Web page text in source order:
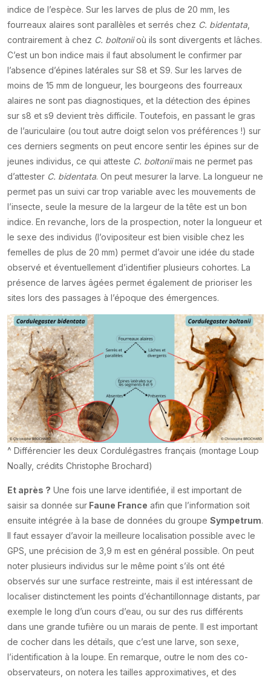
indice de l’espèce. Sur les larves de plus de 20 mm, les
fourreaux alaires sont parallèles et serrés chez C. bidentata
contrairement à chez C. boltoniioù ils sont divergents et lâches.
C’est un bon indice mais il faut absolument le confirmer par
l’absence d’épines latérales sur S8 et S9. Sur les larves de
moins de 15 mm de longueur, les bourgeons des fourreaux
alaires ne sont pas diagnostiques, et la détection des épines
sur s8 et s9 devient très difficile. Toutefois, en passant le gras
de l’auriculaire (ou tout autre doigt selon vos préférences !) sur
ces derniers segments on peut encore sentir les épines sur de
jeunes individus, ce qui atteste C. boltoniimais ne permet pas
d’attester C. bidentata. On peut mesurer la larve. La longueur ne
permet pas un suivi car trop variable avec les mouvements de
l’insecte, seule la mesure de la largeur de la tête est un bon
indice. En revanche, lors de la prospection, noter la longueur et
le sexe des individus (l’ovipositeur est bien visible chez les
femelles de plus de 20 mm) permet d’avoir une idée du stade
observé et éventuellement d’identifier plusieurs cohortes. La
présence de larves âgées permet également de prioriser les
sites lors des passages à l’époque des émergences.
^ Différencier les deux Cordulégastres français (montage Loup
Noally, crédits Christophe Brochard)
Et après ? Une fois une larve identifiée, il est important de
saisir sa donnée sur Faune France afin que l’information soit
ensuite intégrée à la base de données du groupe Sympetrum.
Il faut essayer d’avoir la meilleure localisation possible avec le
GPS, une précision de 3,9 m est en général possible. On peut
noter plusieurs individus sur le même point s’ils ont été
observés sur une surface restreinte, mais il est intéressant de
localiser distinctement les points d’échantillonnage distants, par
exemple le long d’un cours d’eau, ou sur des rus différents
dans une grande tufière ou un marais de pente. Il est important
de cocher dans les détails, que c’est une larve, son sexe,
l’identification à la loupe. En remarque, outre le nom des co-
observateurs, on notera les tailles approximatives, et des